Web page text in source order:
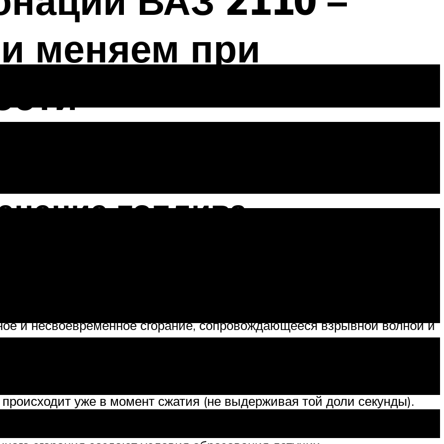
меняем при
топлива
в процессе химической реакции горения бензиновой смеси. В
продукты, смешиваясь с парами исходной смеси, повторно
неконтролируемый взрыв и самопроизвольное сгорание топливной
и несвоевременное сгорание, сопровождающееся взрывной волной и
в ДВС сжимает смесь, создавая давление в цилиндре. Затем, через
произойти воспламенение. Однако, в силу вышеперечисленных
уже в момент сжатия (не выдерживая той доли секунды).
фронт увеличенного давления. В купе с давлением поршня